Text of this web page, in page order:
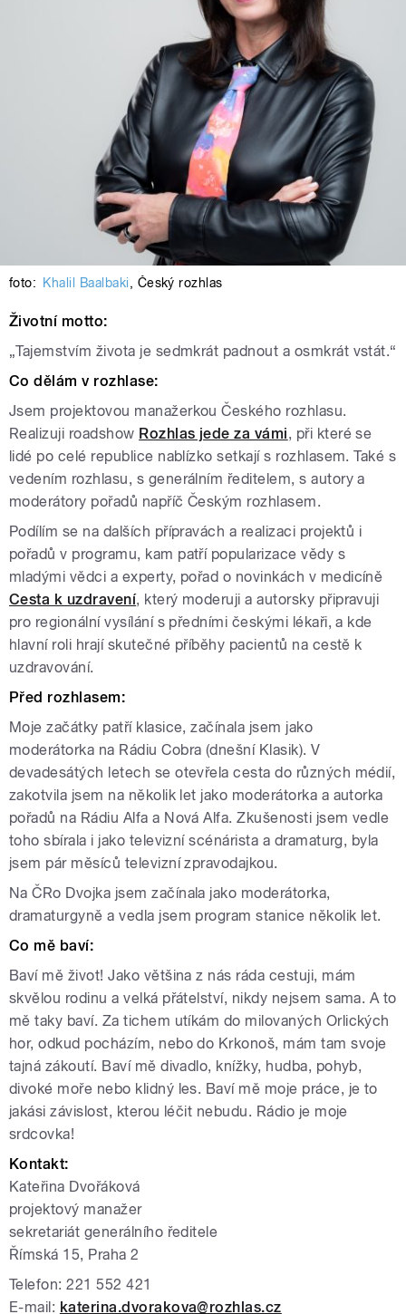
foto: Khalil Baalbaki, Český rozhlas
Životní motto:
„Tajemstvím života je sedmkrát padnout a osmkrát vstát.“
Co dělám v rozhlase:
Jsem projektovou manažerkou Českého rozhlasu.
Realizuji roadshow Rozhlas jede za vámi, při které se
lidé po celé republice nablízko setkají s rozhlasem. Také s
vedením rozhlasu, s generálním ředitelem, s autory a
moderátory pořadů napříč Českým rozhlasem.
Podílím se na dalších přípravách a realizaci projektů i
pořadů v programu, kam patří popularizace vědy s
mladými vědci a experty, pořad o novinkách v medicíně
Cesta k uzdravení, který moderuji a autorsky připravuji
pro regionální vysílání s předními českými lékaři, a kde
hlavní roli hrají skutečné příběhy pacientů na cestě k
uzdravování.
Před rozhlasem:
Moje začátky patří klasice, začínala jsem jako
moderátorka na Rádiu Cobra (dnešní Klasik). V
devadesátých letech se otevřela cesta do různých médií,
zakotvila jsem na několik let jako moderátorka a autorka
pořadů na Rádiu Alfa a Nová Alfa. Zkušenosti jsem vedle
toho sbírala i jako televizní scénárista a dramaturg, byla
jsem pár měsíců televizní zpravodajkou.
Na ČRo Dvojka jsem začínala jako moderátorka,
dramaturgyně a vedla jsem program stanice několik let.
Co mě baví:
Baví mě život! Jako většina z nás ráda cestuji, mám
skvělou rodinu a velká přátelství, nikdy nejsem sama. A to
mě taky baví. Za tichem utíkám do milovaných Orlických
hor, odkud pocházím, nebo do Krkonoš, mám tam svoje
tajná zákoutí. Baví mě divadlo, knížky, hudba, pohyb,
divoké moře nebo klidný les. Baví mě moje práce, je to
jakási závislost, kterou léčit nebudu. Rádio je moje
srdcovka!
Kontakt:
Kateřina Dvořáková
projektový manažer
sekretariát generálního ředitele
Římská 15, Praha 2
Telefon: 221 552 421
E-mail: katerina.dvorakova@rozhlas.cz